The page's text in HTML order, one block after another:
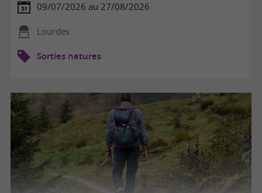
09/07/2026 au 27/08/2026
Lourdes
Sorties natures